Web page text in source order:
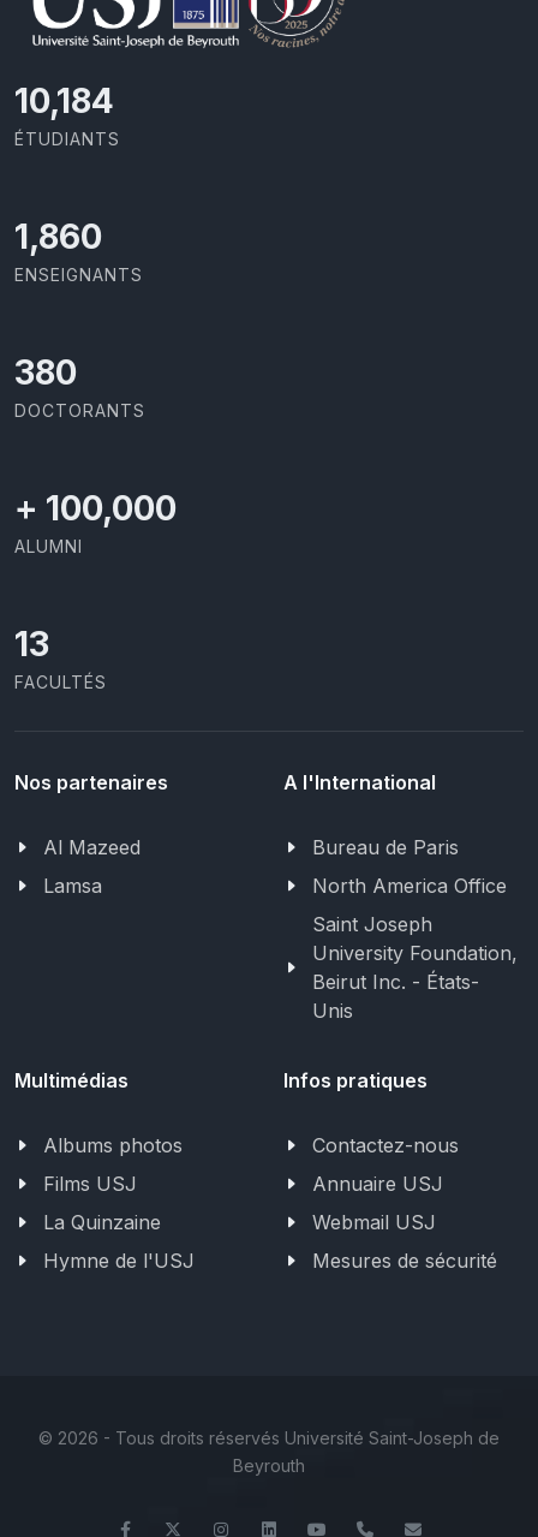
11,110
ÉTUDIANTS
2,029
ENSEIGNANTS
414
DOCTORANTS
+ 100,000
ALUMNI
13
FACULTÉS
Nos partenaires
Al Mazeed
Lamsa
A l'International
Bureau de Paris
North America Office
Saint Joseph
University Foundation,
Beirut Inc. - États-
Unis
Multimédias
Albums photos
Films USJ
La Quinzaine
Hymne de l'USJ
Infos pratiques
Contactez-nous
Annuaire USJ
Webmail USJ
Mesures de sécurité
© 2026 - Tous droits réservés Université Saint-Joseph de
Beyrouth
FacebookTwitter InstagramLinkedInYouTube+961 (1) 421 000